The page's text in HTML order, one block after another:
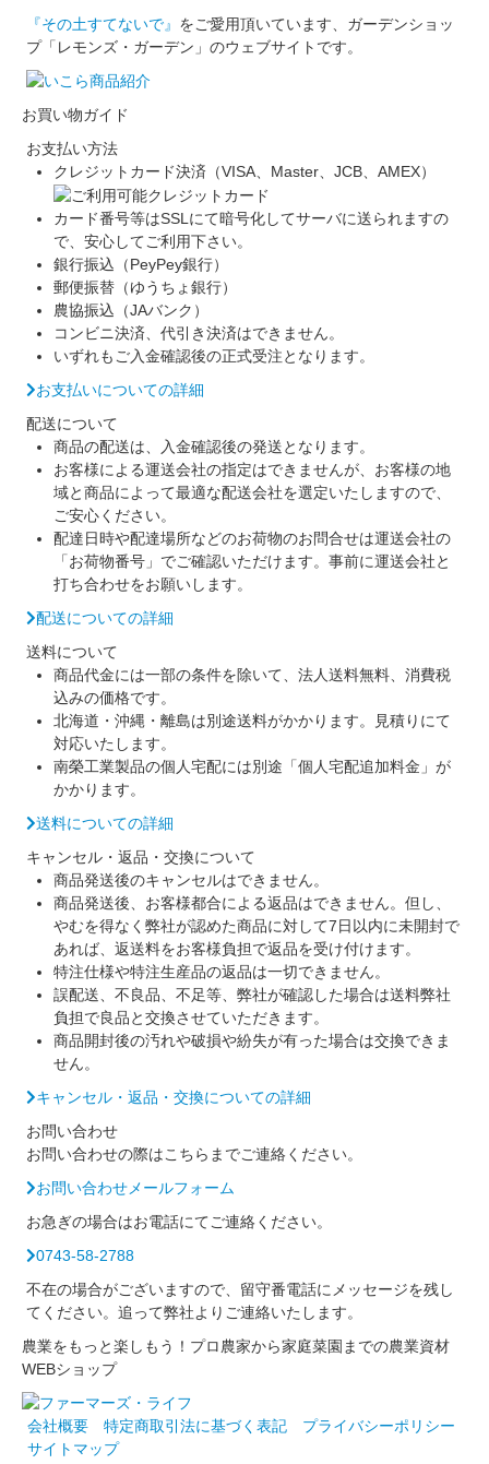
『その土すてないで』 をご愛用頂いています、ガーデンショッ
プ「レモンズ・ガーデン」のウェブサイトです。
お買い物ガイド
お支払い方法
クレジットカード決済（VISA、Master、JCB、AMEX）
カード番号等はSSLにて暗号化してサーバに送られますの
で、安心してご利用下さい。
銀行振込（PeyPey銀行）
郵便振替（ゆうちょ銀行）
農協振込（JAバンク）
コンビニ決済、代引き決済はできません。
いずれもご入金確認後の正式受注となります。
お支払いについての詳細
配送について
商品の配送は、入金確認後の発送となります。
お客様による運送会社の指定はできませんが、お客様の地
域と商品によって最適な配送会社を選定いたしますので、
ご安心ください。
配達日時や配達場所などのお荷物のお問合せは運送会社の
「お荷物番号」でご確認いただけます。事前に運送会社と
打ち合わせをお願いします。
配送についての詳細
送料について
商品代金には一部の条件を除いて、法人送料無料、消費税
込みの価格です。
北海道・沖縄・離島は別途送料がかかります。見積りにて
対応いたします。
南榮工業製品の個人宅配には別途「個人宅配追加料金」が
かかります。
送料についての詳細
キャンセル・返品・交換について
商品発送後のキャンセルはできません。
商品発送後、お客様都合による返品はできません。但し、
やむを得なく弊社が認めた商品に対して7日以内に未開封で
あれば、返送料をお客様負担で返品を受け付けます。
特注仕様や特注生産品の返品は一切できません。
誤配送、不良品、不足等、弊社が確認した場合は送料弊社
負担で良品と交換させていただきます。
商品開封後の汚れや破損や紛失が有った場合は交換できま
せん。
キャンセル・返品・交換についての詳細
お問い合わせ
お問い合わせの際はこちらまでご連絡ください。
お問い合わせメールフォーム
お急ぎの場合はお電話にてご連絡ください。
0743-58-2788
不在の場合がございますので、留守番電話にメッセージを残し
てください。追って弊社よりご連絡いたします。
農業をもっと楽しもう！プロ農家から家庭菜園までの農業資材
WEBショップ
会社概要 特定商取引法に基づく表記
プライバシーポリシー
サイトマップ